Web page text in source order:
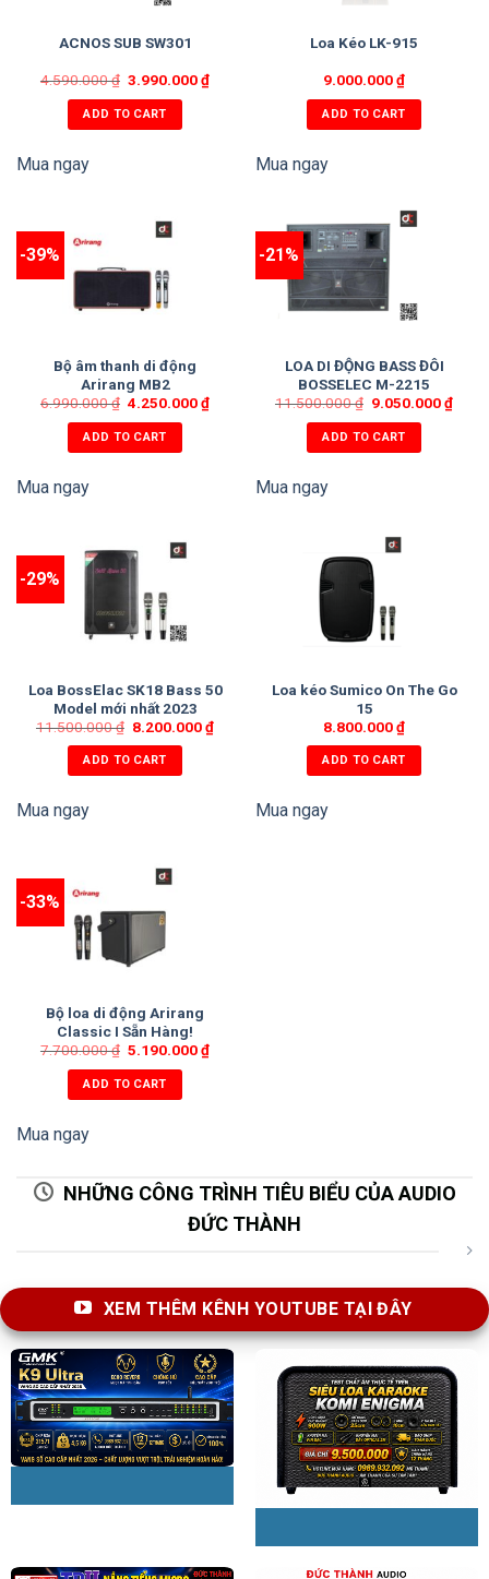
ACNOS SUB SW301
4.590.000₫ 3.990.000₫
ADD TO CART
Mua ngay
Loa Kéo LK-915
9.000.000₫
ADD TO CART
Mua ngay
-39%
Bộ âm thanh di động
Arirang MB2
6.990.000₫ 4.250.000₫
ADD TO CART
Mua ngay
-21%
LOA DI ĐỘNG BASS ĐÔI
BOSSELEC M-2215
11.500.000₫ 9.050.000₫
ADD TO CART
Mua ngay
-29%
Loa BossElac SK18 Bass 50
Model mới nhất 2023
11.500.000₫ 8.200.000₫
ADD TO CART
Mua ngay
Loa kéo Sumico On The Go
15
8.800.000₫
ADD TO CART
Mua ngay
-33%
Bộ loa di động Arirang
Classic I Sẵn Hàng!
7.700.000₫ 5.190.000₫
ADD TO CART
Mua ngay
NHỮNG CÔNG TRÌNH TIÊU BIỂU CỦA AUDIO
ĐỨC THÀNH
XEM THÊM KÊNH YOUTUBE TẠI ĐÂY